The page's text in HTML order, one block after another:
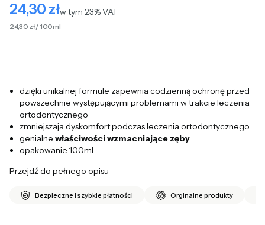
Cena
24,30 złw tym 23% VAT
w tym 23%VAT
24,30 zł / 100ml
dzięki unikalnej formule zapewnia codzienną ochronę przed
powszechnie występującymi problemami w trakcie leczenia
ortodontycznego
zmniejszaja dyskomfort podczas leczenia ortodontycznego
genialne właściwości wzmacniające zęby
opakowanie 100ml
Przejdź do pełnego opisu
Bezpieczne i szybkie płatności Orginalne produkty